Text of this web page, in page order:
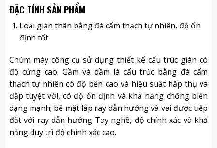
ĐẶC TÍNH SẢN PHẨM
Loại giàn thân bằng đá cẩm thạch tự nhiên, độ ổn
định tốt:
Chùm máy công cụ sử dụng thiết kế cấu trúc giàn có
độ cứng cao. Gầm và dầm là cấu trúc bằng đá cẩm
thạch tự nhiên có độ bền cao và hiệu suất hấp thụ va
đập tuyệt vời, có độ ổn định và khả năng chống biến
dạng mạnh; bề mặt lắp ray dẫn hướng và vai được tiếp
đất với ray dẫn hướng Tay nghề, độ chính xác và khả
năng duy trì độ chính xác cao.